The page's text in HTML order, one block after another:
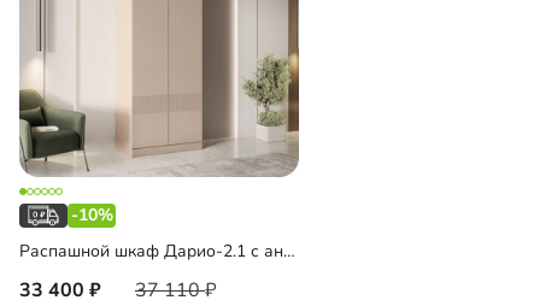
-10%
Распашной шкаф Дарио-2.1 с антресолью
33 400 37 110